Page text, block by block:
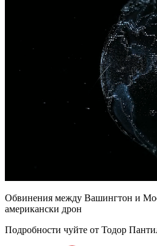
Обвинения между Вашингтон и
американски дрон
Подробности чуйте от Тодор